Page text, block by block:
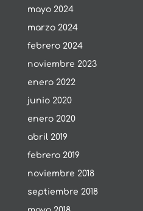
mayo 2024
marzo 2024
febrero 2024
noviembre 2023
enero 2022
junio 2020
enero 2020
abril 2019
febrero 2019
noviembre 2018
septiembre 2018